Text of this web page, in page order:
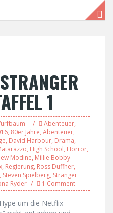
1
Abenteuer,
, 80er Jahre, Abenteuer,
, David Harbour, Drama,
, High School, Horror,
Modine, Millie Bobby
, Regierung, Ross Duffner,
, Steven Spielberg, Stranger
Ryder 1 Comment
um die Netflix-